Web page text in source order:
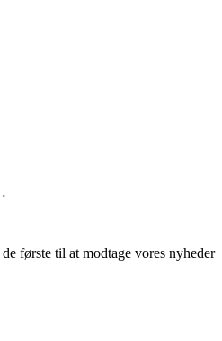
første til at modtage vores nyheder